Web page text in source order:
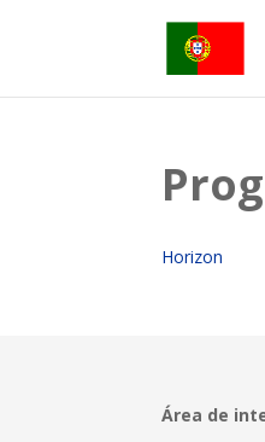
Horizon
Área de